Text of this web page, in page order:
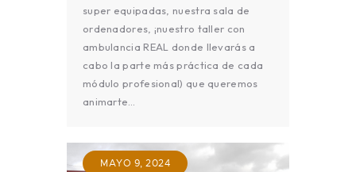
super equipadas, nuestra sala de
ordenadores, ¡nuestro taller con
ambulancia REAL donde llevarás a
cabo la parte más práctica de cada
módulo profesional) que queremos
animarte…
MAYO 9, 2024